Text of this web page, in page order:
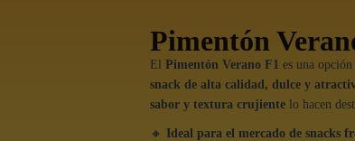
Pimentón
El Pimentón Verano F1 es una
snack de alta calidad, dulce y
sabor y textura crujiente lo hacen
🔸 Ideal para el mercado de snacks